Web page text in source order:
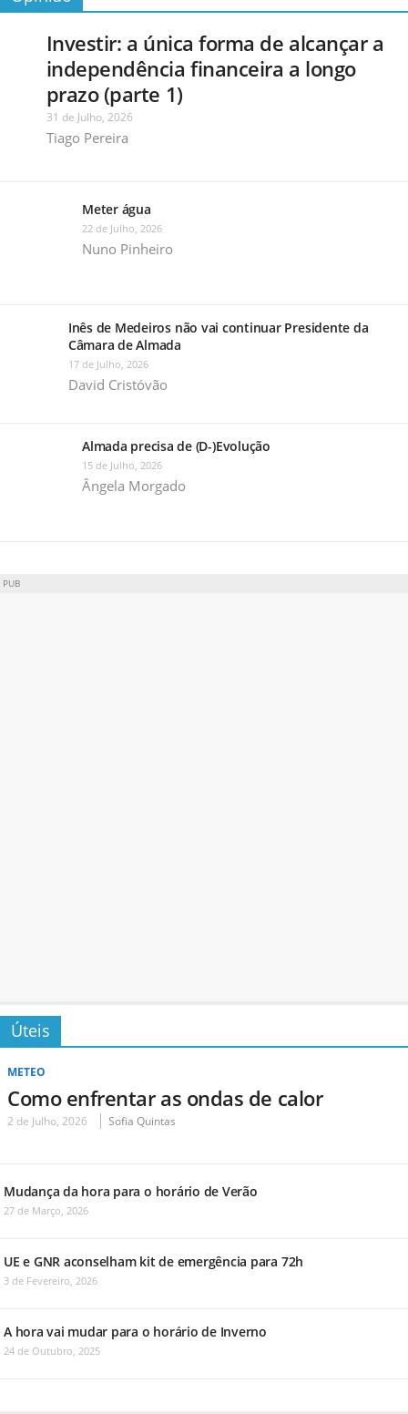
Investir: a única forma de alcançar a
independência financeira a longo
prazo (parte 1)
31 de Julho, 2026
Tiago Pereira
Meter água
22 de Julho, 2026
Nuno Pinheiro
Inês de Medeiros não vai continuar Presidente da
Câmara de Almada
17 de Julho, 2026
David Cristóvão
Almada precisa de (D-)Evolução
15 de Julho, 2026
Ângela Morgado
PUB
Úteis
METEO
Como enfrentar as ondas de calor
2 de Julho, 2026 Sofia Quintas
Mudança da hora para o horário de Verão
27 de Março, 2026
UE e GNR aconselham kit de emergência para 72h
3 de Fevereiro, 2026
A hora vai mudar para o horário de Inverno
24 de Outubro, 2025